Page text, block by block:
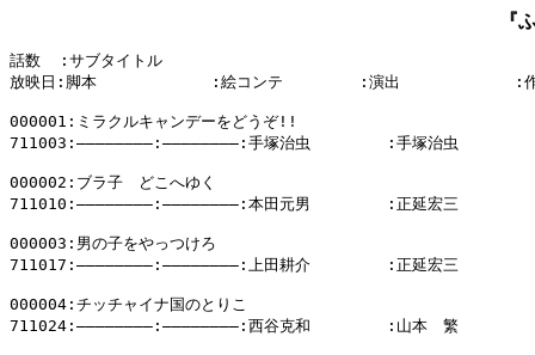
『
話数  :サブタイトル
放映日:脚本            :絵コンテ        :演出            :作
000001:ミラクルキャンデーをどうぞ!!
711003:――――――――:――――――――:手塚治虫        :手塚治虫
000002:ブラ子　どこへゆく
711010:――――――――:――――――――:本田元男        :正延宏三
000003:男の子をやっつけろ
711017:――――――――:――――――――:上田耕介        :正延宏三
000004:チッチャイナ国のとりこ
711024:――――――――:――――――――:西谷克和        :山本　繁